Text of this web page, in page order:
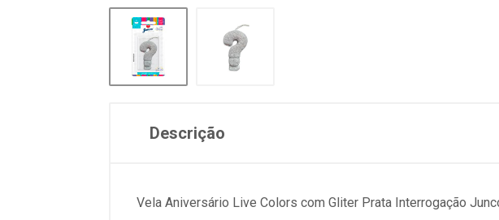
Descrição
Vela Aniversário Live Colors com Gliter Prata Interrogação